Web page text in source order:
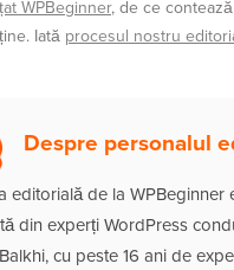
WPBeginner, de ce
Iată procesul nostru
Despre personalul
editorială de la WPBeginner
din experți WordPress
cu peste 16 ani de